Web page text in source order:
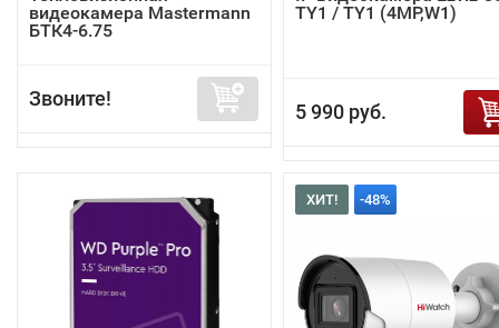
видеокамера Mastermann
БТК4-6.75
Звоните!
TY1 / TY1 (4MP,W1)
5 990 руб.
ХИТ! -48%